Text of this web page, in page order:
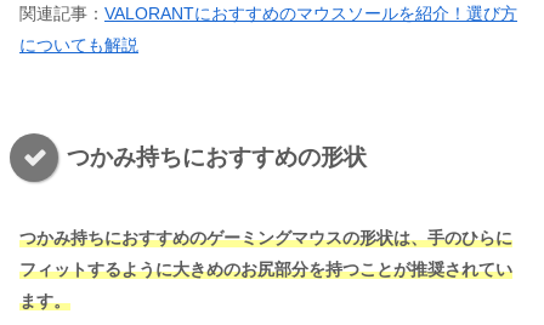
関連記事： VALORANTにおすすめのマウスソールを紹介！選び方
についても解説
つかみ持ちにおすすめの形状
つかみ持ちにおすすめのゲーミングマウスの形状は、手のひらに
フィットするように大きめのお尻部分を持つことが推奨されてい
ます。